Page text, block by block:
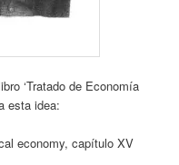
‘Tratado de Economía
esta idea:
economy, capítulo XV